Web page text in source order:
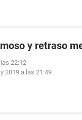
y retraso
22:12
2019 a las 21:49